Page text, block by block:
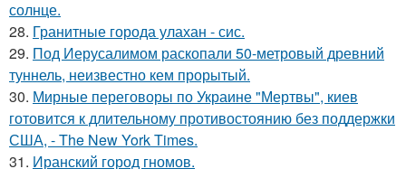
солнце.
28. Гранитные города улахан - сис.
29. Под Иерусалимом раскопали 50-метровый древний
туннель, неизвестно кем прорытый.
30. Мирные переговоры по Украине "Мертвы", киев
готовится к длительному противостоянию без поддержки
США, - The New York Times.
31. Иранский город гномов.